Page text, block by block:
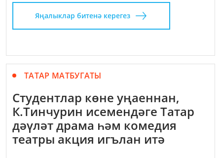
Яңалыклар битенә керегез
ТАТАР МАТБУГАТЫ
Студентлар көне уңаеннан,
К.Тинчурин исемендәге Татар
дәүләт драма һәм комедия
театры акция игълан итә